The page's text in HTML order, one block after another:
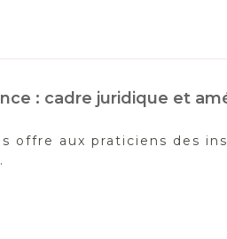
: cadre juridique et
offre aux praticiens des